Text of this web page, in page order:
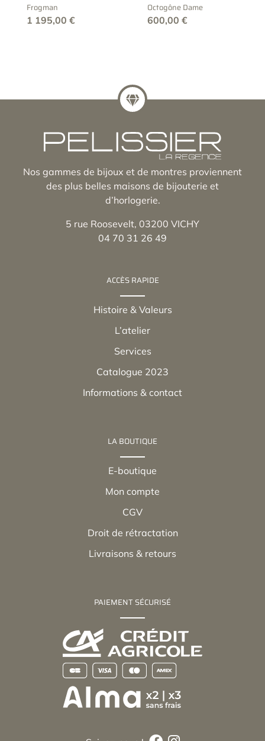
Frogman
1 195,00 €
Octogône Dame
600,00 €
Nos gammes de bijoux et de montres proviennent
des plus belles maisons de bijouterie et
d’horlogerie.
5 rue Roosevelt, 03200 VICHY
04 70 31 26 49
ACCÈS RAPIDE
Histoire & Valeurs
L’atelier
Services
Catalogue 2023
Informations & contact
LA BOUTIQUE
E-boutique
Mon compte
CGV
Droit de rétractation
Livraisons & retours
PAIEMENT SÉCURISÉ